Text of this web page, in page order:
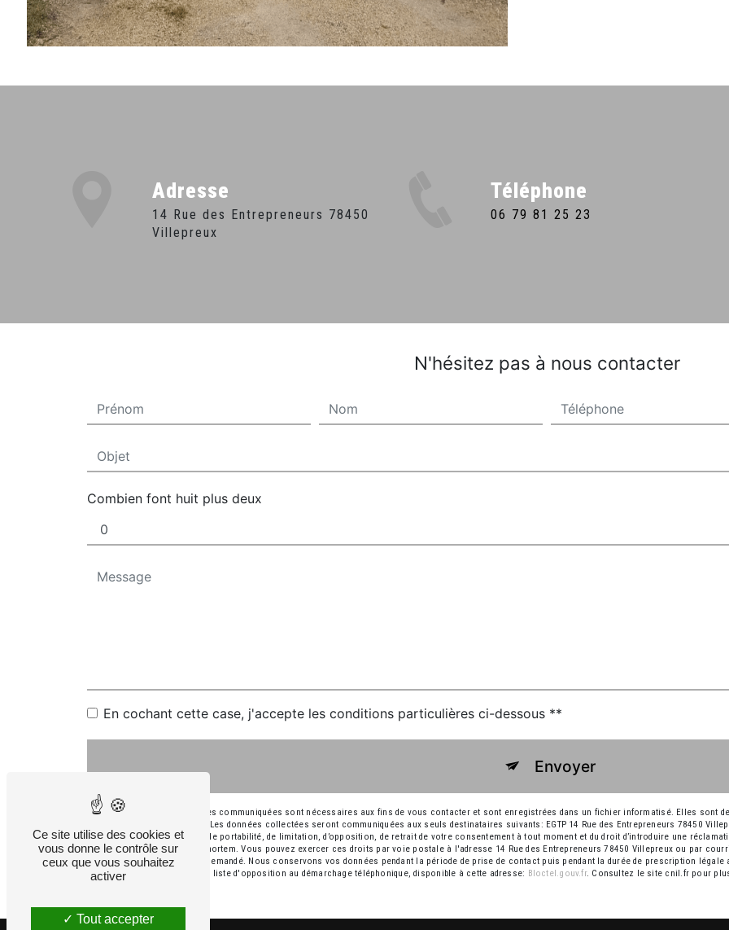
Adresse
14 Rue des Entrepreneurs 78450
Villepreux
Téléphone
06 79 81 25 23
N'hésitez pas à nous contacter
Combien font huit plus deux
En cochant cette case, j'accepte les conditions particulières ci-dessous **
Envoyer
** Les données personnelles communiquées sont nécessaires aux fins de vous contacter et sont enregistrées dans un fichier informatisé. Elles sont
répondre à votre message. Les données collectées seront communiquées aux seuls destinataires suivants: EGTP 14 Rue des Entrepreneurs 78450
rectification, d’effacement, de portabilité, de limitation, d’opposition, de retrait de votre consentement à tout moment et du droit d’introduire une
sort de vos données post-mortem. Vous pouvez exercer ces droits par voie postale à l'adresse 14 Rue des Entrepreneurs 78450 Villepreux ou par
d'identité pourra vous être demandé. Nous conservons vos données pendant la période de prise de contact puis pendant la durée de prescription
droit de vous inscrire sur la liste d'opposition au démarchage téléphonique, disponible à cette adresse:
Bloctel.gouv.fr. Consultez le site cnil.fr pour
Ce site utilise des cookies et
vous donne le contrôle sur
ceux que vous souhaitez
activer
Tout accepter